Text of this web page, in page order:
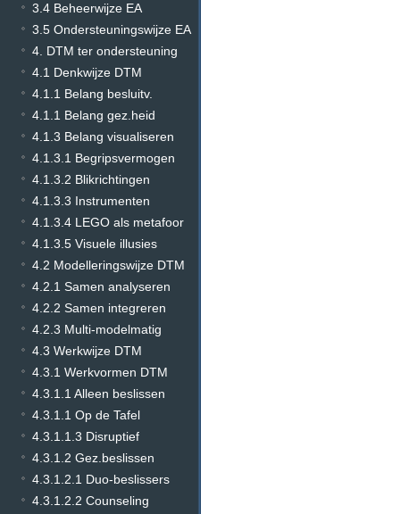
3.4 Beheerwijze EA
3.5 Ondersteuningswijze EA
4. DTM ter ondersteuning
4.1 Denkwijze DTM
4.1.1 Belang besluitv.
4.1.1 Belang gez.heid
4.1.3 Belang visualiseren
4.1.3.1 Begripsvermogen
4.1.3.2 Blikrichtingen
4.1.3.3 Instrumenten
4.1.3.4 LEGO als metafoor
4.1.3.5 Visuele illusies
4.2 Modelleringswijze DTM
4.2.1 Samen analyseren
4.2.2 Samen integreren
4.2.3 Multi-modelmatig
4.3 Werkwijze DTM
4.3.1 Werkvormen DTM
4.3.1.1 Alleen beslissen
4.3.1.1 Op de Tafel
4.3.1.1.3 Disruptief
4.3.1.2 Gez.beslissen
4.3.1.2.1 Duo-beslissers
4.3.1.2.2 Counseling